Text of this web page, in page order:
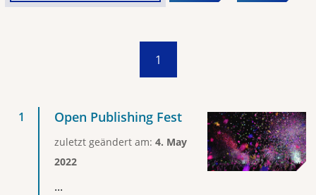
1
Open Publishing Fest
zuletzt geändert am: 4. May
2022
...